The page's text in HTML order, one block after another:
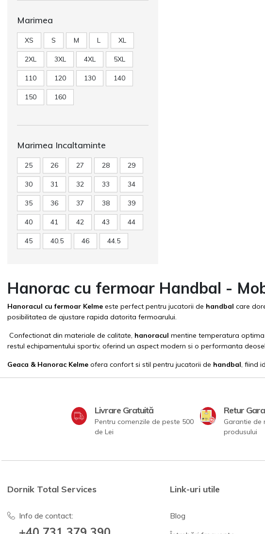
Marimea
XS S M L XL
2XL 3XL 4XL 5XL
110 120 130 140
150 160
Marimea Incaltaminte
25 26 27 28 29
30 31 32 33 34
35 36 37 38 39
40 41 42 43 44
45 40.5 46 44.5
Hanorac cu fermoar Handbal -
Hanoracul cu fermoar Kelme este perfect pentru jucatorii de handbal care
posibilitatea de ajustare rapida datorita fermoarului.
Confectionat din materiale de calitate, hanoracul mentine temperatura
restul echipamentului sportiv, oferind un aspect modern si o performanta
Geaca & Hanorac Kelme ofera confort si stil pentru jucatorii de handbal, fiind
Livrare Gratuită
Pentru comenzile de peste 500
de Lei
Retur
Garantie de
produsului
Dornik Total Services
Info de contact:
Link-uri utile
Blog